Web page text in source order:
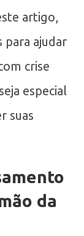
artigo,
para ajudar
crise
especial
suas
da